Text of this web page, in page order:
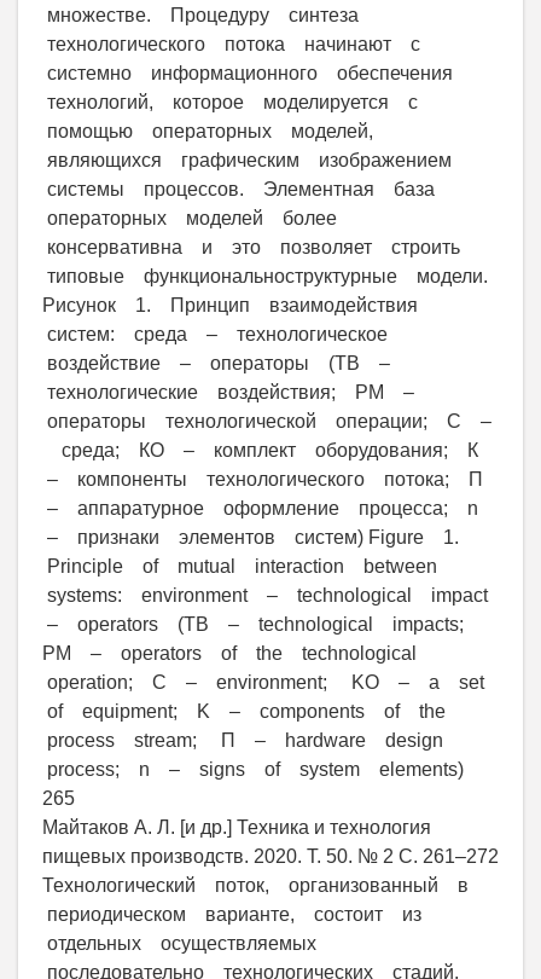
множестве. Процедуру синтеза
технологического потока начинают с
системно информационного обеспечения
технологий, которое моделируется с
помощью операторных моделей,
являющихся графическим изображением
системы процессов. Элементная база
операторных моделей более
консервативна и это позволяет строить
типовые функциональноструктурные модели.
Рисунок 1. Принцип взаимодействия
систем: среда – технологическое
воздействие – операторы (ТВ –
технологические воздействия; РМ –
операторы технологической операции; С –
среда; КО – комплект оборудования; К
– компоненты технологического потока; П
– аппаратурное оформление процесса; n
– признаки элементов систем) Figure 1.
Principle of mutual interaction between
systems: environment – technological impact
– operators (ТВ – technological impacts;
РМ – operators of the technological
operation; C – environment; KO – a set
of equipment; K – components of the
process stream; П – hardware design
process; n – signs of system elements)
265
Майтаков А. Л. [и др.] Техника и технология
пищевых производств. 2020. Т. 50. № 2 С. 261–272
Технологический поток, организованный в
периодическом варианте, состоит из
отдельных осуществляемых
последовательно технологических стадий.